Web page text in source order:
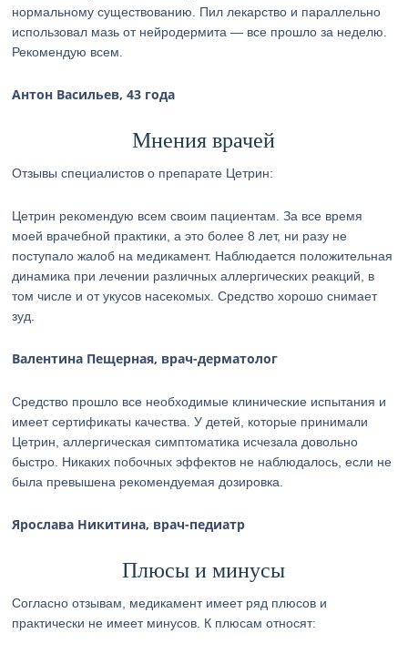
нормальному существованию. Пил лекарство и параллельно
использовал мазь от нейродермита — все прошло за неделю.
Рекомендую всем.
Антон Васильев, 43 года
Мнения врачей
Отзывы специалистов о препарате Цетрин:
Цетрин рекомендую всем своим пациентам. За все время
моей врачебной практики, а это более 8 лет, ни разу не
поступало жалоб на медикамент. Наблюдается положительная
динамика при лечении различных аллергических реакций, в
том числе и от укусов насекомых. Средство хорошо снимает
зуд.
Валентина Пещерная, врач-дерматолог
Средство прошло все необходимые клинические испытания и
имеет сертификаты качества. У детей, которые принимали
Цетрин, аллергическая симптоматика исчезала довольно
быстро. Никаких побочных эффектов не наблюдалось, если не
была превышена рекомендуемая дозировка.
Ярослава Никитина, врач-педиатр
Плюсы и минусы
Согласно отзывам, медикамент имеет ряд плюсов и
практически не имеет минусов. К плюсам относят: